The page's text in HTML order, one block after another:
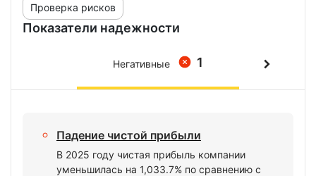
Показатели надежности
Проверка рисков
1
Негативные
Падение чистой прибыли
В 2025 году чистая прибыль компании
уменьшилась на 1,033.7% по сравнению с